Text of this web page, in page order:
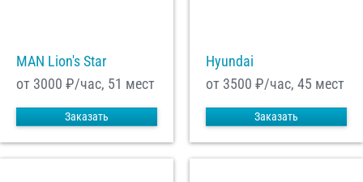
MAN Lion's Star
от 3000 ₽/час, 51 мест
Заказать
Hyundai
от 3500 ₽/час, 45 мест
Заказать